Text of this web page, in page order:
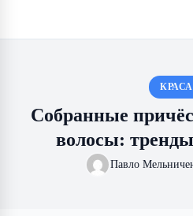
КРАСА
Собранные
волосы:
Павло